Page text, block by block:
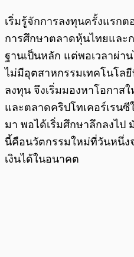
เริ่มรู้จักการลงทุนครั้งแรก
การศึกษาตลาดหุ้นไทยและ
ฐานเป็นหลัก แต่พอเวลาผ่า
ไม่มีอุตสาหกรรมเทคโนโล
ลงทุน จึงเริ่มมองหาโอกาส
และตลาดคริปโทเคอร์เรนซี
มา พอได้เริ่มศึกษาลึกลงไป
นี้คือนวัตกรรมใหม่ที่วันหนึ่ง
เงินได้ในอนาคต